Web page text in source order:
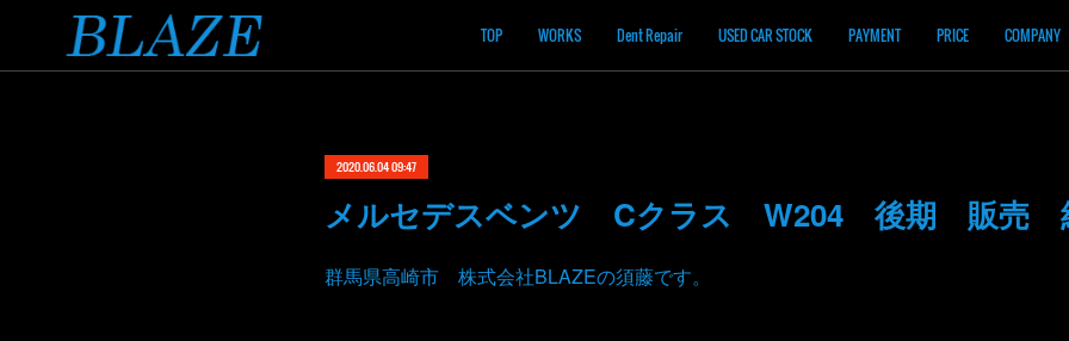
TOP WORKS Dent Repair USED CAR STOCK PAYMENT PRICE COMPANY
2020.06.04 09:47
メルセデスベンツ Cクラス W204 後期 販売
群馬県高崎市 株式会社BLAZEの須藤です。